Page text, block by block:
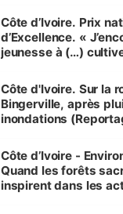
Côte d’Ivoire. Prix
d’Excellence. «
jeunesse à (…)
(Alassane Ouattara
Côte d'Ivoire. Sur la
Bingerville, après
inondations
Côte d’Ivoire -
Quand les forêts
inspirent dans les